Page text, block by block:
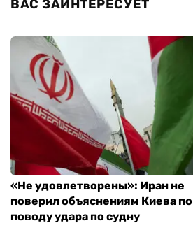
ВАС ЗАИНТЕРЕСУЕТ
«Не удовлетворены»: Иран не
поверил объяснениям Киева по
поводу удара по судну